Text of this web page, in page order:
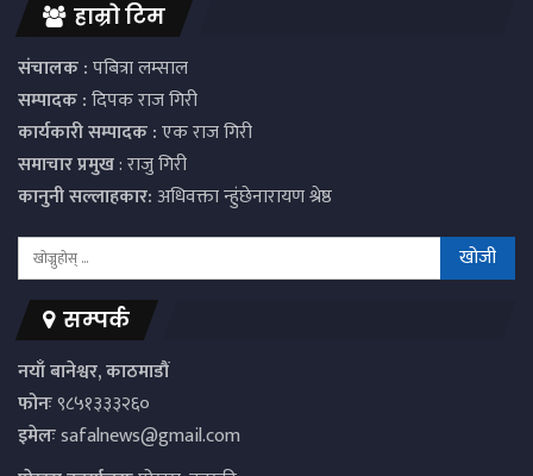
हाम्रो टिम
संचालक :पबित्रा लम्साल
सम्पादक :दिपक राज गिरी
कार्यकारी सम्पादक :एक राज गिरी
समाचार प्रमुख: राजु गिरी
कानुनी सल्लाहकार:अधिवक्ता न्हुंछेनारायण श्रेष्ठ
सम्पर्क
नयाँ बानेश्वर, काठमाडौं
फोनः९८५१३३३२६०
इमेलःsafalnews@gmail.com